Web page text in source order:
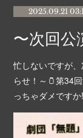
2025.09.21
〜次回公
忙しないですが
らせ！～🫙第34
っちゃダメです